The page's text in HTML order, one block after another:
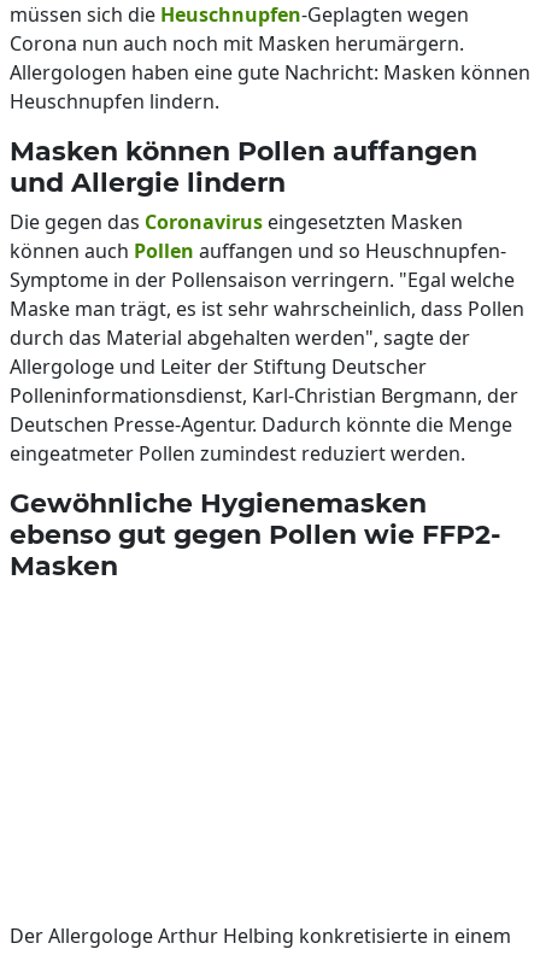
müssen sich die Heuschnupfen-Geplagten wegen
Corona nun auch noch mit Masken herumärgern.
Allergologen haben eine gute Nachricht: Masken können
Heuschnupfen lindern.
Masken können Pollen auffangen
und Allergie lindern
Die gegen das Coronavirus eingesetzten Masken
können auch Pollen auffangen und so Heuschnupfen-
Symptome in der Pollensaison verringern. "Egal welche
Maske man trägt, es ist sehr wahrscheinlich, dass Pollen
durch das Material abgehalten werden", sagte der
Allergologe und Leiter der Stiftung Deutscher
Polleninformationsdienst, Karl-Christian Bergmann, der
Deutschen Presse-Agentur. Dadurch könnte die Menge
eingeatmeter Pollen zumindest reduziert werden.
Gewöhnliche Hygienemasken
ebenso gut gegen Pollen wie FFP2-
Masken
Der Allergologe Arthur Helbing konkretisierte in einem